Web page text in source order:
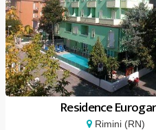
Residence
Rimini (RN)